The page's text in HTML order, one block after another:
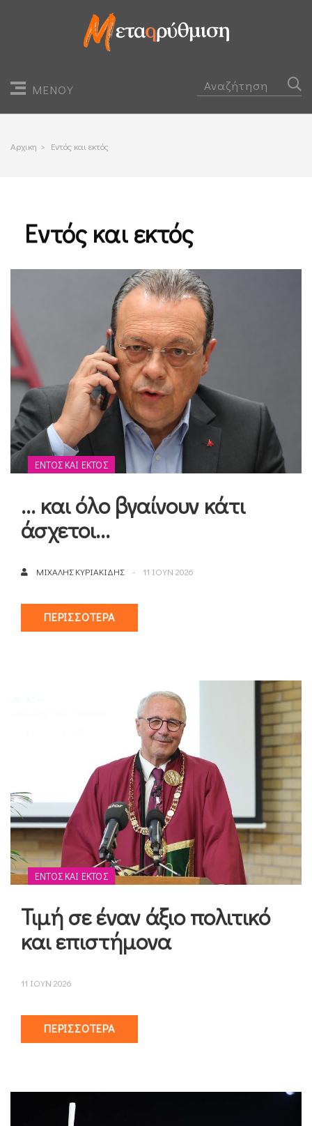
ΜΕΝΟΥ
Αρχικη > Εντός και εκτός
Εντός και εκτός
ΕΝΤΌΣ ΚΑΙ ΕΚΤΌΣ
... και όλο βγαίνουν κάτι
άσχετοι...
ΜΙΧΆΛΗΣ ΚΥΡΙΑΚΊΔΗΣ 11 ΙΟΥΝ 2026
ΠΕΡΙΣΣΌΤΕΡΑ
ΕΝΤΌΣ ΚΑΙ ΕΚΤΌΣ
Τιμή σε έναν άξιο πολιτικό
και επιστήμονα
11 ΙΟΥΝ 2026
ΠΕΡΙΣΣΌΤΕΡΑ